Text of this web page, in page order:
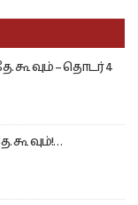
கூ வும் – தொடர் 4
கூ வும்!…